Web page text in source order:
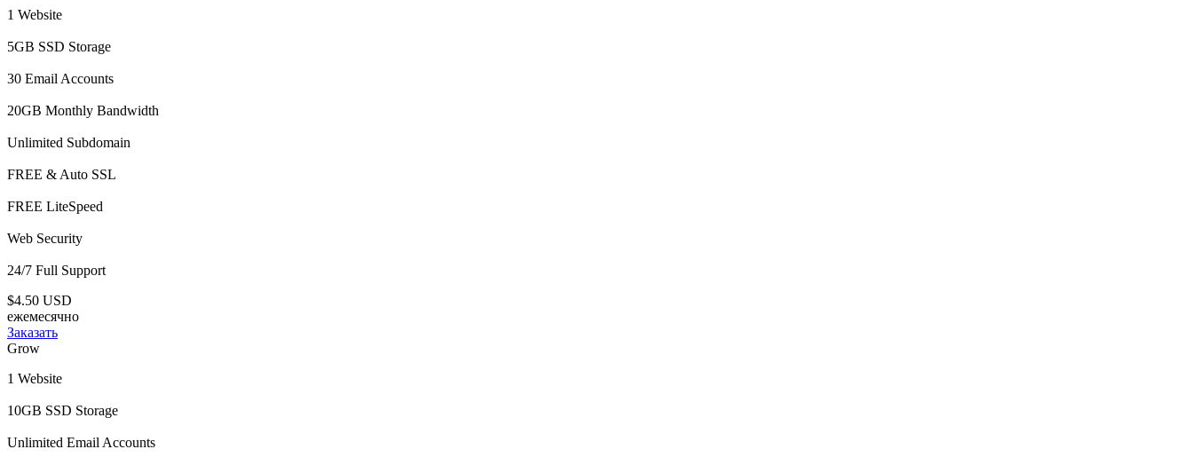
1 Website
5GB SSD Storage
30 Email Accounts
20GB Monthly Bandwidth
Unlimited Subdomain
FREE & Auto SSL
FREE LiteSpeed
Web Security
24/7 Full Support
$4.50 USD
ежемесячно
Заказать
Grow
1 Website
10GB SSD Storage
Unlimited Email Accounts